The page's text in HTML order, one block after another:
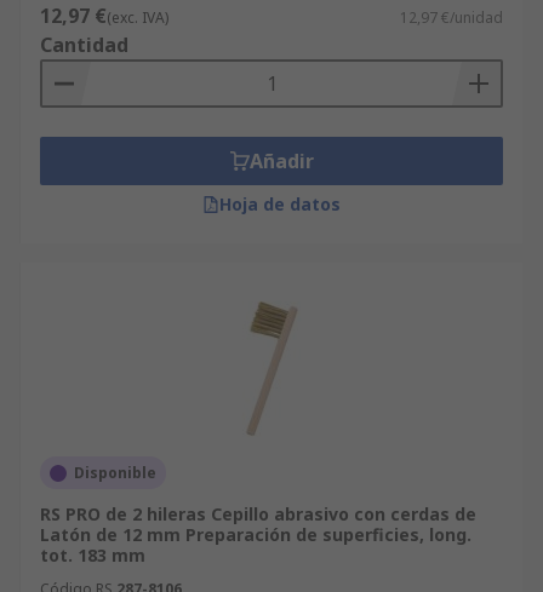
12,97 €(exc. IVA) 12,97 €/unidad
Cantidad
Añadir
Hoja de datos
Disponible
RS PRO de 2 hileras Cepillo abrasivo con cerdas de
Latón de 12 mm Preparación de superficies, long.
tot. 183 mm